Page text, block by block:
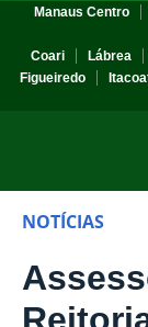
Manaus Centro
Coari
Lábrea
Figueiredo
NOTÍCIAS